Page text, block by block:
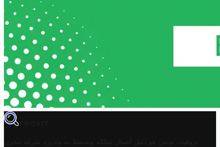
TROVIT
تروفيت تونس هو دليل أعمال تملكه وتحتفظ به وتديره
شركة مخزن